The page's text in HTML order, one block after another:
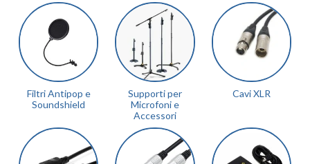
Filtri Antipop e
Soundshield
Supporti per
Microfoni e
Accessori
Cavi XLR